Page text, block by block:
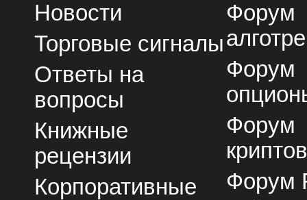
Новости
Торговые сигналы
Ответы на
вопросы
Книжные
рецензии
Корпоративные
Форум
Форум
Форум
Форум